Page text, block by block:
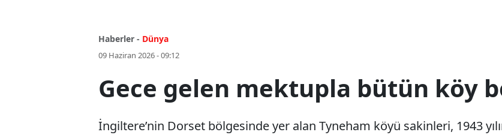
Haberler - Dünya
09 Haziran 2026 - 09:12
Gece gelen mektupla bütün köy
İngiltere’nin Dorset bölgesinde yer alan Tyneham köyü sakinleri, 1943